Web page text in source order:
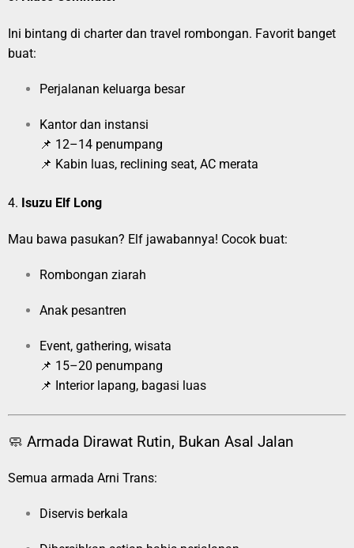
Ini bintang di charter dan travel rombongan. Favorit banget
buat:
Perjalanan keluarga besar
Kantor dan instansi
📌 12–14 penumpang
📌 Kabin luas, reclining seat, AC merata
4. Isuzu Elf Long
Mau bawa pasukan? Elf jawabannya! Cocok buat:
Rombongan ziarah
Anak pesantren
Event, gathering, wisata
📌 15–20 penumpang
📌 Interior lapang, bagasi luas
🧼 Armada Dirawat Rutin, Bukan Asal Jalan
Semua armada Arni Trans:
Diservis berkala